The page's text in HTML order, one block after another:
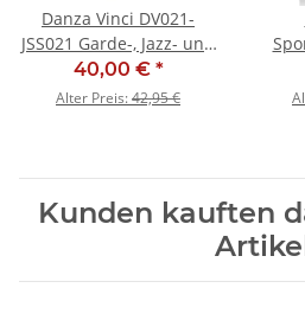
Danza Vinci DV021-
JSS021 Garde-, Jazz- und
Tanzstiefel - SALE
40,00 € *
Alter Preis:42,95 €
Kunden kauften